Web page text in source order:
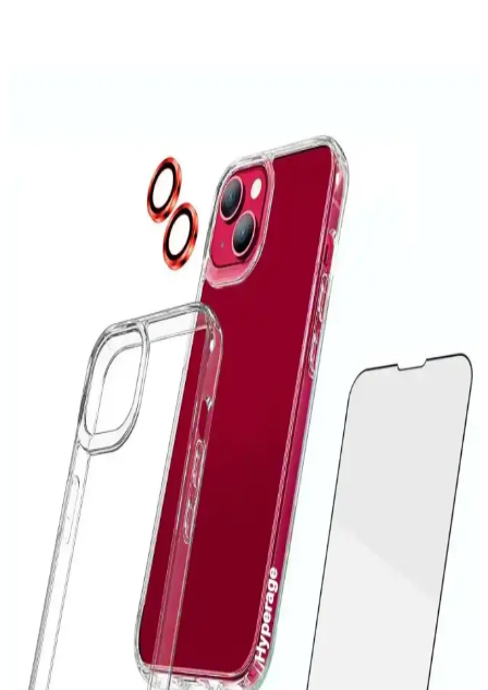
koruyan, şık tasarımı ve yüksek kaliteli malzemeleriyle öne çıkan bir
iPhone 6 Kılıfları: Koruma ve Estetiği Bir Arada
Sunan Seçenekler
İPhone 6 kılıfları, dayanıklı malzemeler ve estetik tasarımlarla
cihazınızı korurken tarzınızı yansıtır. Çeşitli modeller ve
fonksiyonlar arasından en uygun seçimi yapın.
iPhone 14 Pro Max Kılıflarında Leke Sorunu ve
Etkili Çözüm Yolları
iPhone 14 Pro Max kılıflarında oluşan lekeleri önlemek ve
temizlemek için doğru yöntemler ve bakım ipuçlarıyla cihazınızın
estetiğini koruyun.
Xiaomi Redmi 10 için Çok Katmanlı Tam Koruma
Kılıfı İncelemesi ve Kullanıcı Yorumları
Xiaomi Redmi 10 için tasarlanmış çok katmanlı silikon kılıf, tam
koruma, şık tasarım ve kullanım kolaylığı sunar. Dayanıklı yapısı ve
estetik detaylarıyla cihazınızı güvenle koruyun.
Microsonic S23 Şeffaf Kılıf: Koruyucu ve Estetik
Tasarım Özellikleri